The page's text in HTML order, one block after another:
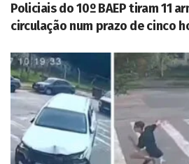
Policiais do 10º BAEP tiram 11
circulação num prazo de cinco